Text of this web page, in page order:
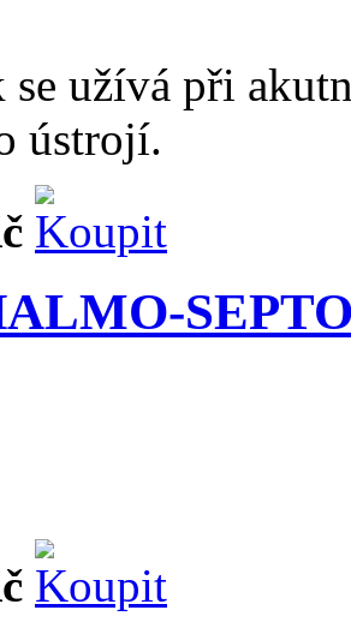
se užívá při
ústrojí.